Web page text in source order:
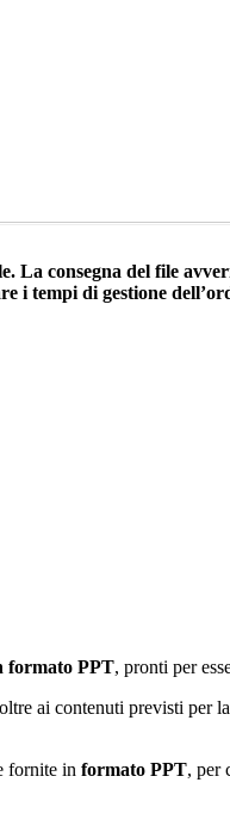
La consegna del file
i tempi di gestione
formato PPT, pronti per
ai contenuti previsti per
fornite in formato PPT, per